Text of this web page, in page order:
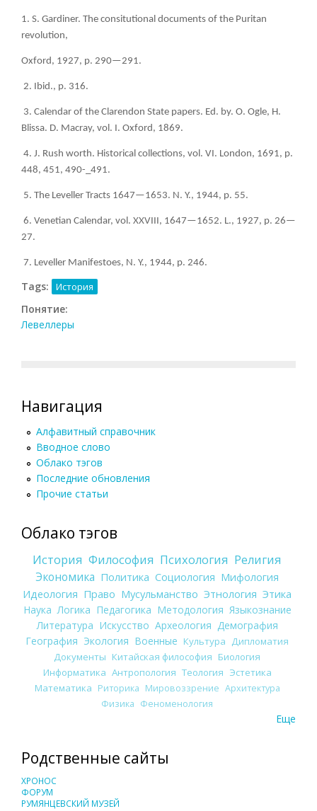
1. S. Gardiner. The consitutional documents of the Puritan
revolution,
Oxford, 1927, p. 290—291.
2. Ibid., p. 316.
3. Calendar of the Clarendon State papers. Ed. by. O. Ogle, H.
Blissa. D. Macray, vol. I. Oxford, 1869.
4. J. Rush worth. Historical collections, vol. VI. London, 1691, p.
448, 451, 490-_491.
5. The Leveller Tracts 1647—1653. N. Y., 1944, p. 55.
6. Venetian Calendar, vol. XXVIII, 1647—1652. L., 1927, p. 26—
27.
7. Leveller Manifestoes, N. Y., 1944, p. 246.
Tags: История
Понятие:
Левеллеры
Навигация
Алфавитный справочник
Вводное слово
Облако тэгов
Последние обновления
Прочие статьи
Облако тэгов
История Философия Психология Религия
Экономика Политика Социология Мифология
Идеология Право Мусульманство Этнология Этика
Наука Логика Педагогика Методология Языкознание
Литература Искусство Археология Демография
География Экология Военные Культура
Дипломатия
Документы Китайская философия Биология
Информатика Антропология Теология Эстетика
Математика Риторика Мировоззрение Архитектура
Физика Феноменология
Еще
Родственные сайты
ХРОНОС
ФОРУМ
РУМЯНЦЕВСКИЙ МУЗЕЙ